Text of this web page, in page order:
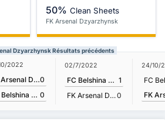
50% Clean Sheets
FK Arsenal Dzyarzhynsk
Dzyarzhynsk Résultats précédents
2022
FK Arsenal Dzyarzhynsk0
FC Belshina Bobruisk 0
02/7/2022
FC Belshina Bobruisk 1
FK Arsenal Dzyarzhynsk 0
24/10/